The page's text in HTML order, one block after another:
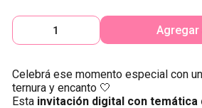
Agregar
Celebrá ese momento especial con
ternura y encanto 🤍
Esta invitación digital con temática